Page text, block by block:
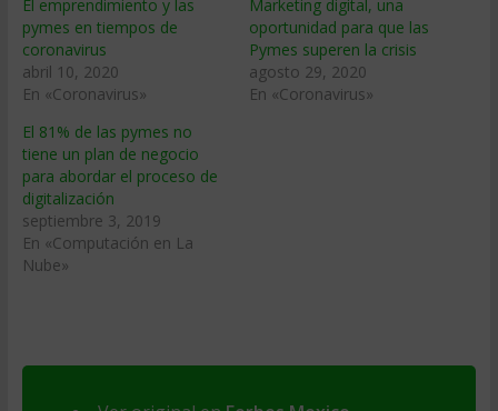
El emprendimiento y las
pymes en tiempos de
coronavirus
abril 10, 2020
En «Coronavirus»
Marketing digital, una
oportunidad para que las
Pymes superen la crisis
agosto 29, 2020
En «Coronavirus»
El 81% de las pymes no
tiene un plan de negocio
para abordar el proceso de
digitalización
septiembre 3, 2019
En «Computación en La
Nube»